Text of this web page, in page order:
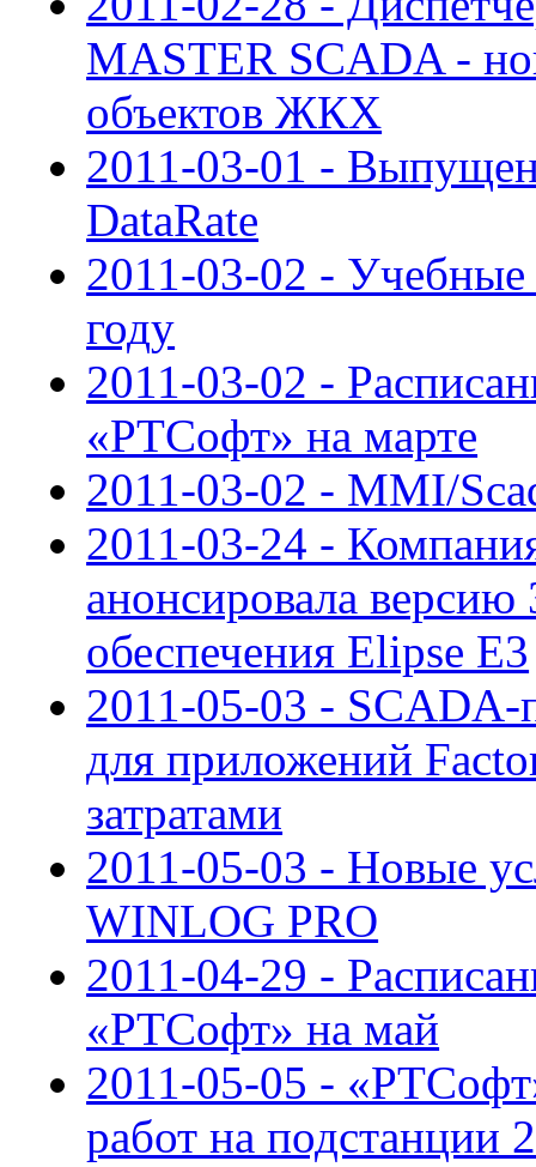
MASTER SCADA -
объектов ЖКХ
2011-03-01 -
DataRate
2011-03-02 -
году
2011-03-02 -
«РТСофт» на марте
2011-03-02 - MMI/
2011-03-24 -
анонсировала
обеспечения Elipse E3
2011-05-03 - SCADA-
для приложений
затратами
2011-05-03 - Новые
WINLOG PRO
2011-04-29 -
«РТСофт» на май
2011-05-05 -
работ на подстанции